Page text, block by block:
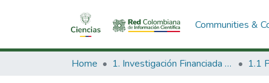
Communities &
Home 1. Investigación Financiada con Recursos Públicos